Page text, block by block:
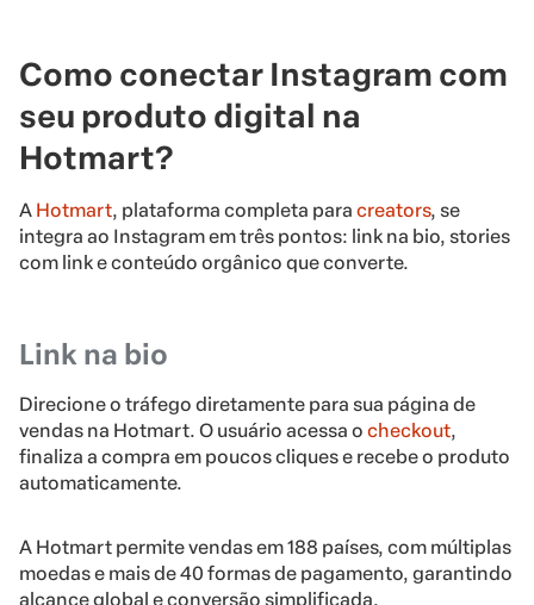
Como conectar Instagram com
seu produto digital na
Hotmart?
A Hotmart, plataforma completa para creators, se
integra ao Instagram em três pontos: link na bio, stories
com link e conteúdo orgânico que converte.
Link na bio
Direcione o tráfego diretamente para sua página de
vendas na Hotmart. O usuário acessa o checkout,
finaliza a compra em poucos cliques e recebe o produto
automaticamente.
A Hotmart permite vendas em 188 países, com múltiplas
moedas e mais de 40 formas de pagamento, garantindo
alcance global e conversão simplificada.